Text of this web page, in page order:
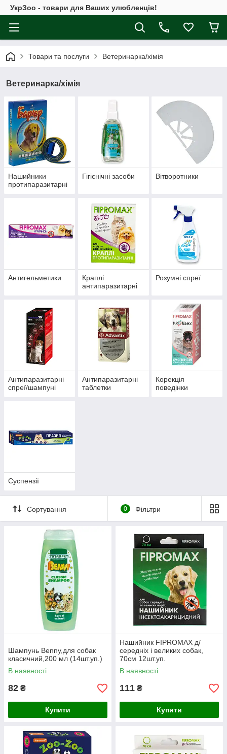
УкрЗоо - товари для Ваших улюбленців!
Товари та послуги Ветеринарка/хімія
Ветеринарка/хімія
Нашийники
протипаразитарні
Гігієнічні засоби Вітворотники
Антигельметики
Краплі
антипаразитарні
Розумні спреї
Антипаразитарні
спреї/шампуні
Антипаразитарні
таблетки
Корекція
поведінки
Суспензії
Сортування 0 Фільтри
Шампунь Benny,для собак
класичний,200 мл (14шт.уп.)
В наявності
82 ₴
Купити
Нашийник FIPROMAX д/
середніх і великих собак,
70см 12шт.уп.
(фіпроніл,перметрин),захист
від бліх і кліщів до 4 міс.
В наявності
111 ₴
Купити